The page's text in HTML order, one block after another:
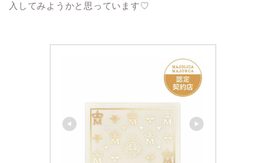
入してみようかと思っています♡